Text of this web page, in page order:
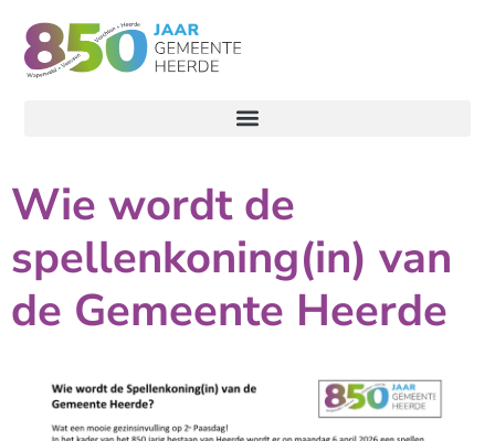
Wie wordt de
spellenkoning(in) van
de Gemeente Heerde